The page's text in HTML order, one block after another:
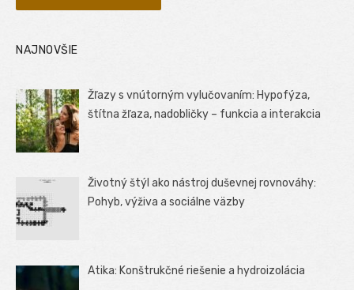
NAJNOVŠIE
Žľazy s vnútorným vylučovaním: Hypofýza,
štítna žľaza, nadobličky – funkcia a interakcia
Životný štýl ako nástroj duševnej rovnováhy:
Pohyb, výživa a sociálne väzby
Atika: Konštrukčné riešenie a hydroizolácia